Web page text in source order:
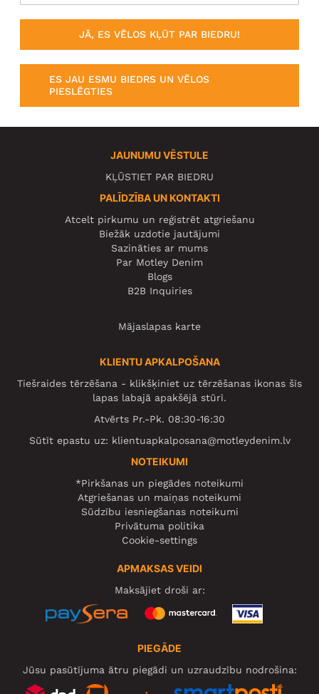
JĀ, ES VĒLOS KĻŪT PAR BIEDRU!
ES JAU ESMU BIEDRS UN VĒLOS
PIESLĒGTIES
JAUNUMU VĒSTULE
KĻŪSTIET PAR BIEDRU
PALĪDZĪBA UN KONTAKTI
Atcelt pirkumu un reģistrēt atgriešanu
Biežāk uzdotie jautājumi
Sazināties ar mums
Par Motley Denim
Blogs
B2B Inquiries
Mājaslapas karte
KLIENTU APKALPOŠANA
Tiešraides tērzēšana - klikšķiniet uz tērzēšanas ikonas šīs
lapas labajā apakšējā stūrī.
Atvērts Pr.-Pk. 08:30-16:30
Sūtīt epastu uz: klientuapkalposana@motleydenim.lv
NOTEIKUMI
*Pirkšanas un piegādes noteikumi
Atgriešanas un maiņas noteikumi
Sūdzību iesniegšanas noteikumi
Privātuma politika
Cookie-settings
APMAKSAS VEIDI
Maksājiet droši ar:
PIEGĀDE
Jūsu pasūtījuma ātru piegādi un uzraudzību nodrošina: